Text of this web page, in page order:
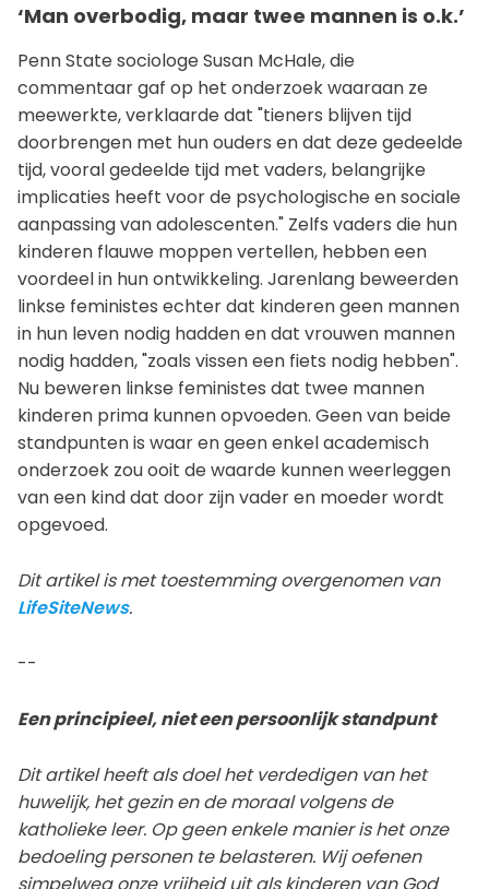
‘Man overbodig, maar twee mannen is o.k.’
Penn State sociologe Susan McHale, die
commentaar gaf op het onderzoek waaraan ze
meewerkte, verklaarde dat "tieners blijven tijd
doorbrengen met hun ouders en dat deze gedeelde
tijd, vooral gedeelde tijd met vaders, belangrijke
implicaties heeft voor de psychologische en sociale
aanpassing van adolescenten." Zelfs vaders die hun
kinderen flauwe moppen vertellen, hebben een
voordeel in hun ontwikkeling. Jarenlang beweerden
linkse feministes echter dat kinderen geen mannen
in hun leven nodig hadden en dat vrouwen mannen
nodig hadden, "zoals vissen een fiets nodig hebben".
Nu beweren linkse feministes dat twee mannen
kinderen prima kunnen opvoeden. Geen van beide
standpunten is waar en geen enkel academisch
onderzoek zou ooit de waarde kunnen weerleggen
van een kind dat door zijn vader en moeder wordt
opgevoed.
Dit artikel is met toestemming overgenomen van
LifeSiteNews.
--
Een principieel, niet een persoonlijk standpunt
Dit artikel heeft als doel het verdedigen van het
huwelijk, het gezin en de moraal volgens de
katholieke leer. Op geen enkele manier is het onze
bedoeling personen te belasteren. Wij oefenen
simpelweg onze vrijheid uit als kinderen van God